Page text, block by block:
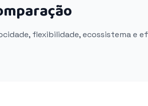
flexibilidade, ecossistema e